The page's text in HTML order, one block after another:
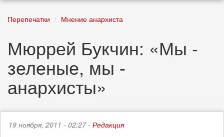
Перепечатки Мнение анархиста
Мюррей Букчин: «Мы -
зеленые, мы -
анархисты»
19 ноября, 2011 - 02:27 - Редакция